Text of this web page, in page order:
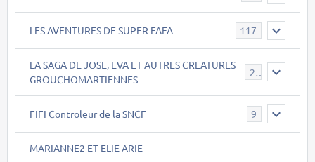
LES AVENTURES DE SUPER FAFA 117
LA SAGA DE JOSE, EVA ET AUTRES CREATURES
GROUCHOMARTIENNES
26
FIFI Controleur de la SNCF 9
MARIANNE2 ET ELIE ARIE